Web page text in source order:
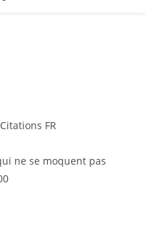
Citations FR
ne se moquent pas